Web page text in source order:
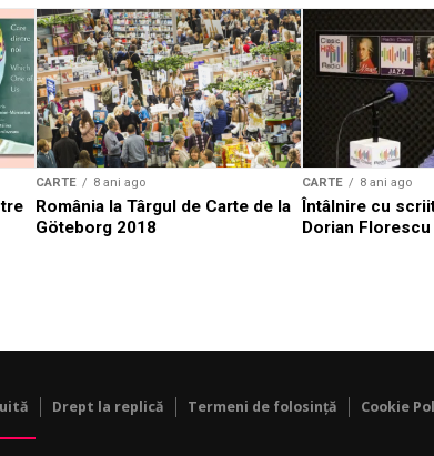
CARTE 8 ani ago
România la Târgul de Carte de la
Göteborg 2018
CARTE 8 ani ago
Întâlnire cu
Dorian Florescu
Drept la replică Termeni de folosință Cookie